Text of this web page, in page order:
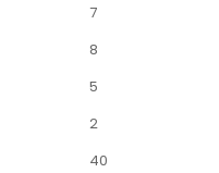
7
8
5
2
40